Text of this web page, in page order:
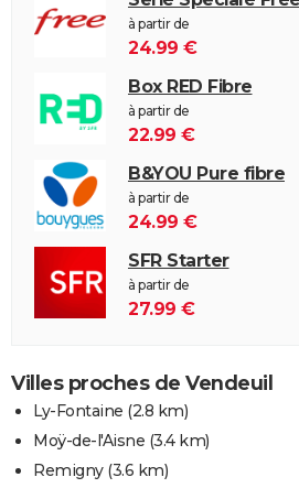
à partir de
24.99 €
Box RED Fibre
à partir de
22.99 €
B&YOU Pure fibre
à partir de
24.99 €
SFR Starter
à partir de
27.99 €
Villes proches de Vendeuil
Ly-Fontaine (2.8 km)
Moÿ-de-l'Aisne (3.4 km)
Remigny(3.6 km)